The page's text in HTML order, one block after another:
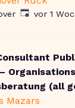
vor 1
(all
Mazars